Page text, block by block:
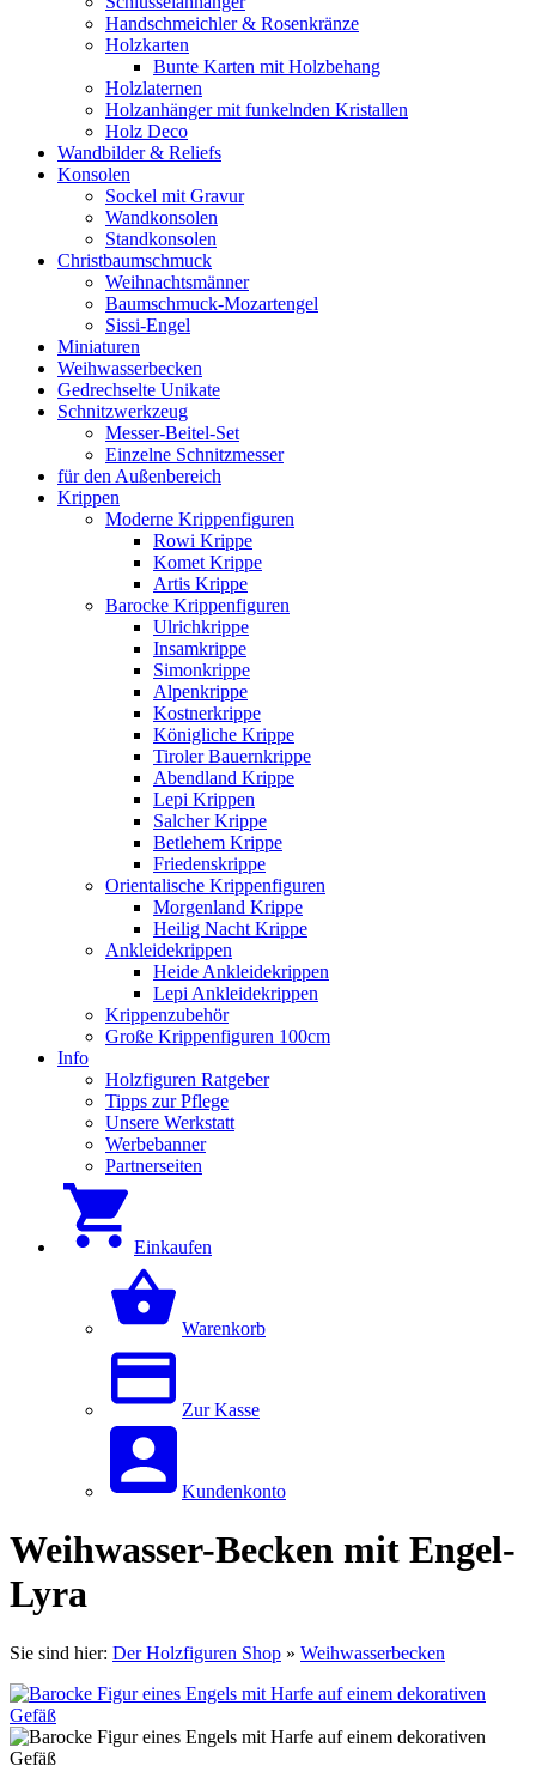
Handschmeichler & Rosenkränze
Holzkarten
Bunte Karten mit Holzbehang
Holzlaternen
Holzanhänger mit funkelnden Kristallen
Holz Deco
Wandbilder & Reliefs
Konsolen
Sockel mit Gravur
Wandkonsolen
Standkonsolen
Christbaumschmuck
Weihnachtsmänner
Baumschmuck-Mozartengel
Sissi-Engel
Miniaturen
Weihwasserbecken
Gedrechselte Unikate
Schnitzwerkzeug
Messer-Beitel-Set
Einzelne Schnitzmesser
für den Außenbereich
Krippen
Moderne Krippenfiguren
Rowi Krippe
Komet Krippe
Artis Krippe
Barocke Krippenfiguren
Ulrichkrippe
Insamkrippe
Simonkrippe
Alpenkrippe
Kostnerkrippe
Königliche Krippe
Tiroler Bauernkrippe
Abendland Krippe
Lepi Krippen
Salcher Krippe
Betlehem Krippe
Friedenskrippe
Orientalische Krippenfiguren
Morgenland Krippe
Heilig Nacht Krippe
Ankleidekrippen
Heide Ankleidekrippen
Lepi Ankleidekrippen
Krippenzubehör
Große Krippenfiguren 100cm
Info
Holzfiguren Ratgeber
Tipps zur Pflege
Unsere Werkstatt
Werbebanner
Partnerseiten
Einkaufen
Warenkorb
Zur Kasse
Kundenkonto
Weihwasser-Becken mit Engel-
Lyra
Sie sind hier: Der Holzfiguren Shop » Weihwasserbecken